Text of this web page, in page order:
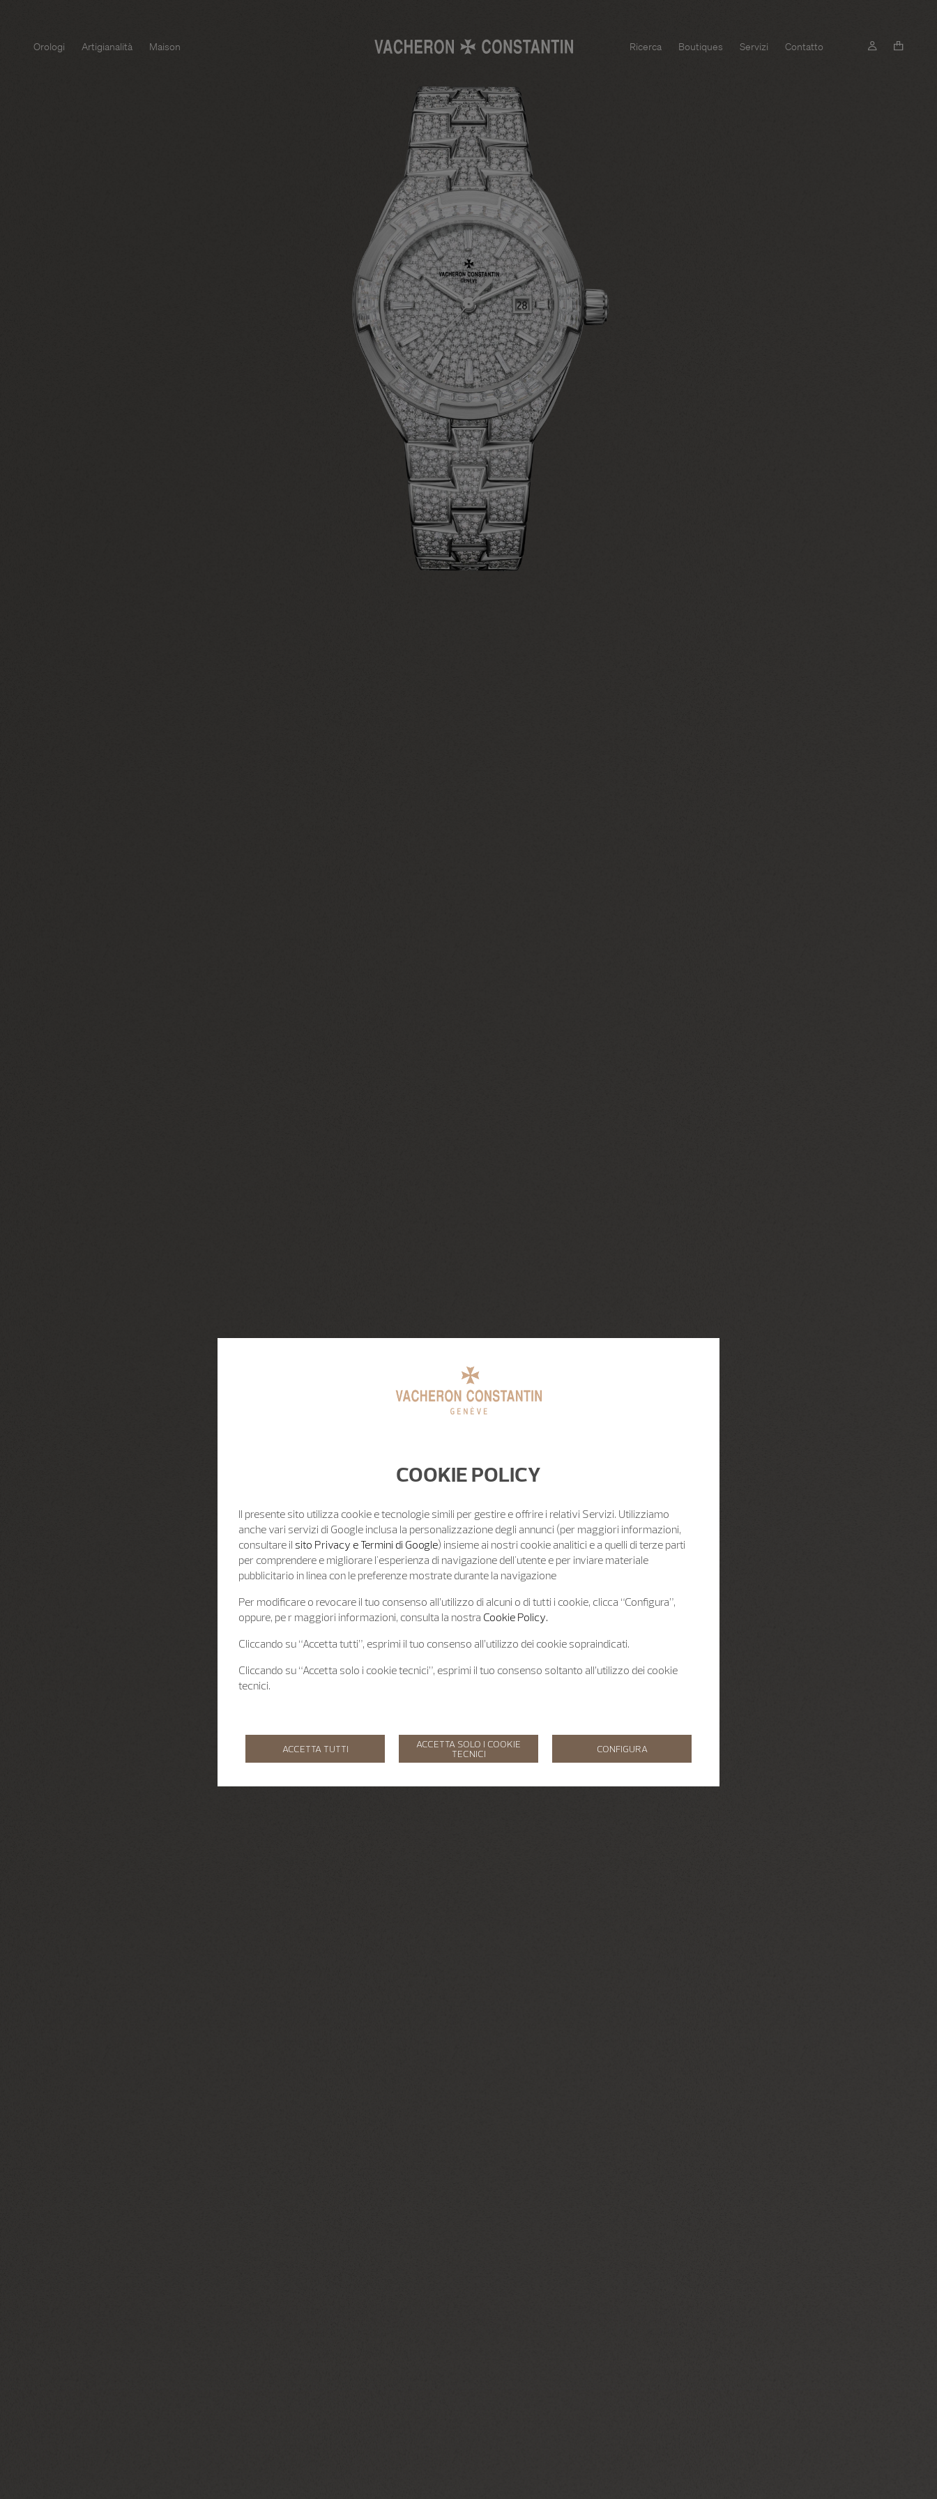
Orologi Artigianalità Maison Ricerca Boutiques Servizi Contatto
COOKIE POLICY
Il presente sito utilizza cookie e tecnologie simili per gestire e offrire i relativi Servizi. Utilizziamo
anche vari servizi di Google inclusa la personalizzazione degli annunci (per maggiori informazioni,
consultare il sito Privacy e Termini di Google) insieme ai nostri cookie analitici e a quelli di terze parti
per comprendere e migliorare l'esperienza di navigazione dell'utente e per inviare materiale
pubblicitario in linea con le preferenze mostrate durante la navigazione
Per modificare o revocare il tuo consenso all’utilizzo di alcuni o di tutti i cookie, clicca “Configura”,
oppure, pe r maggiori informazioni, consulta la nostra Cookie Policy.
Cliccando su “Accetta tutti”, esprimi il tuo consenso all’utilizzo dei cookie sopraindicati.
Cliccando su “Accetta solo i cookie tecnici”, esprimi il tuo consenso soltanto all’utilizzo dei cookie
tecnici.
ACCETTA TUTTI ACCETTA SOLO I COOKIE
TECNICI CONFIGURA